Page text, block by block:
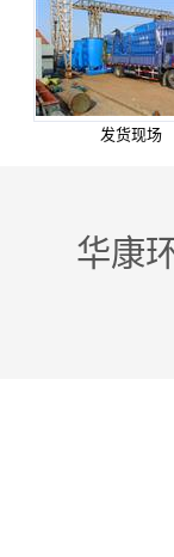
发货现场
华康